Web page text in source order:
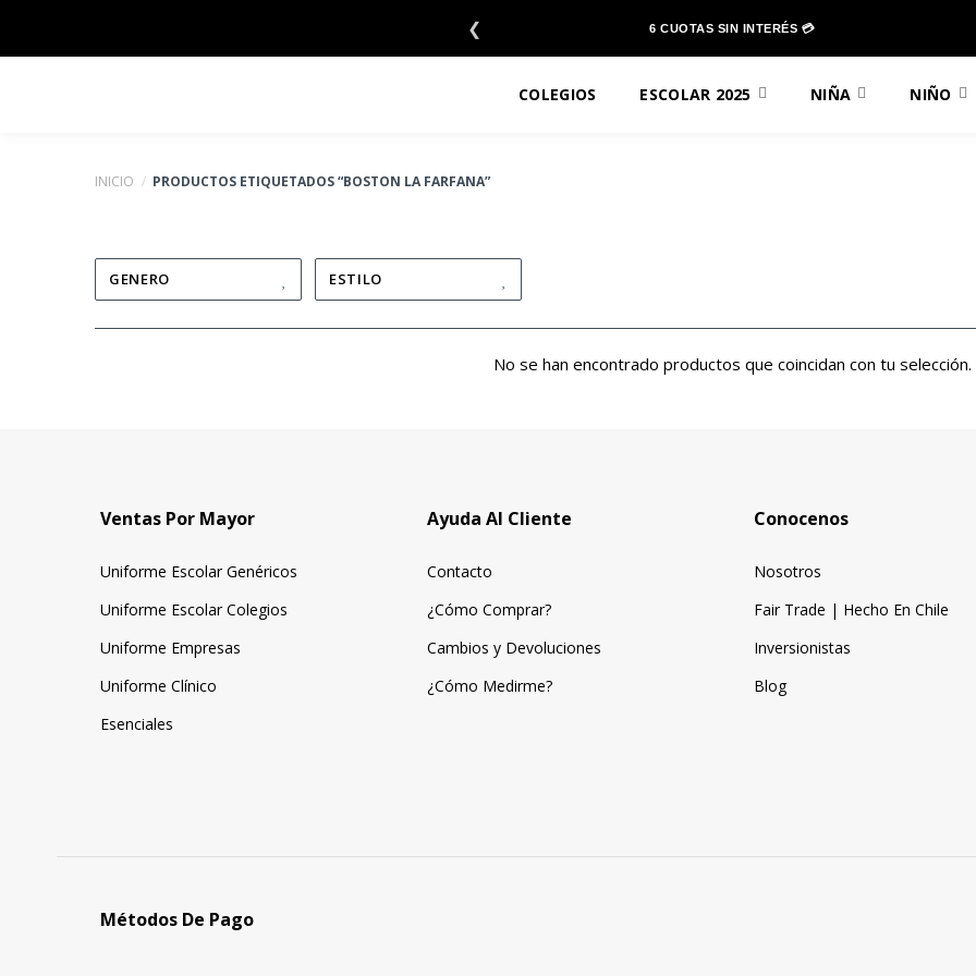
❮ 6 CUOTAS SIN INTERÉS 💳
COLEGIOS ESCOLAR 2025 NIÑA NIÑO
INICIO / PRODUCTOS ETIQUETADOS “BOSTON LA FARFANA”
GENERO ESTILO
No se han encontrado productos que coincidan con tu selección.
Ventas Por Mayor
Uniforme Escolar Genéricos
Uniforme Escolar Colegios
Uniforme Empresas
Uniforme Clínico
Esenciales
Ayuda Al Cliente
Contacto
¿Cómo Comprar?
Cambios y Devoluciones
¿Cómo Medirme?
Conocenos
Nosotros
Fair Trade | Hecho En Chile
Inversionistas
Blog
Métodos De Pago